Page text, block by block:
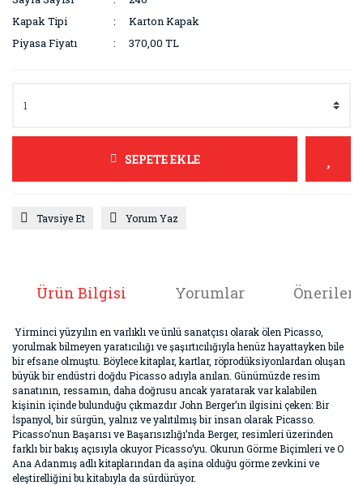
Kapak Tipi
Karton Kapak
Piyasa Fiyatı
370,00 TL
SEPETE EKLE
Tavsiye Et Yorum Yaz
Ürün Bilgisi Yorumlar
Yirminci yüzyılın en varlıklı ve ünlü sanatçısı olarak ölen Picasso,
yorulmak bilmeyen yaratıcılığı ve şaşırtıcılığıyla henüz hayattayken bile
bir efsane olmuştu. Böylece kitaplar, kartlar, röprodüksiyonlardan oluşan
büyük bir endüstri doğdu Picasso adıyla anılan. Günümüzde resim
sanatının, ressamın, daha doğrusu ancak yaratarak var kalabilen
kişinin içinde bulunduğu çıkmazdır John Berger’ın ilgisini çeken: Bir
İspanyol, bir sürgün, yalnız ve yalıtılmış bir insan olarak Picasso.
Picasso’nun Başarısı ve Başarısızlığı’nda Berger, resimleri üzerinden
farklı bir bakış açısıyla okuyor Picasso’yu. Okurun Görme Biçimleri ve O
Ana Adanmış adlı kitaplarından da aşina olduğu görme zevkini ve
eleştirelliğini bu kitabıyla da sürdürüyor.